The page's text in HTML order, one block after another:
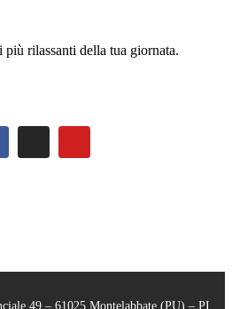
rilassanti della tua giornata.
49 – 61025 Montelabbate (PU) – PI